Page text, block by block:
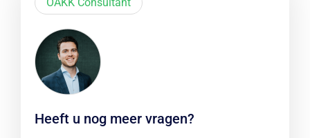
Heeft u nog meer vragen?